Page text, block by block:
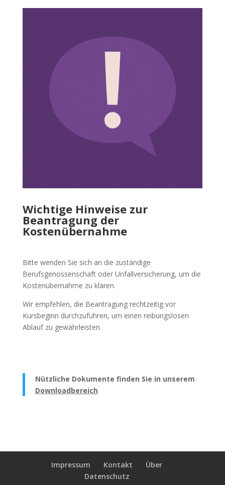
Wichtige Hinweise zur
Beantragung der
Kostenübernahme
Bitte wenden Sie sich an die zuständige
Berufsgenossenschaft oder Unfallversicherung, um die
Kostenübernahme zu klären.
Wir empfehlen, die Beantragung rechtzeitig vor
Kursbeginn durchzuführen, um einen reibungslosen
Ablauf zu gewährleisten.
Nützliche Dokumente finden Sie in unserem
Downloadbereich
Impressum Kontakt
Über
Datenschutz